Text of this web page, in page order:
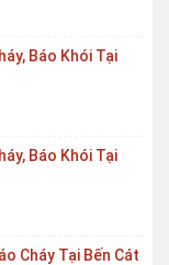
Báo Khói Tại
Báo Khói Tại
Cháy Tại Bến Cát